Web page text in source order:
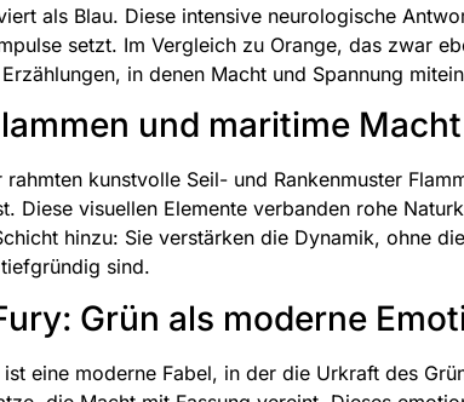
als Blau. Diese intensive neurologische
setzt. Im Vergleich zu Orange, das zwar
in denen Macht und Spannung
und maritime
rahmten kunstvolle Seil- und Rankenmuster
Diese visuellen Elemente verbanden rohe
hinzu: Sie verstärken die Dynamik, ohne
sind.
Grün als moderne
ist eine moderne Fabel, in der die Urkraft des